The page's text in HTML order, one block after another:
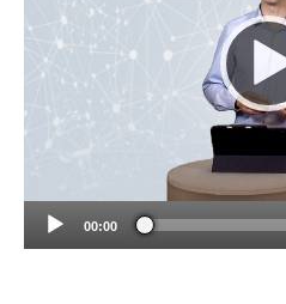
Mein
00:00